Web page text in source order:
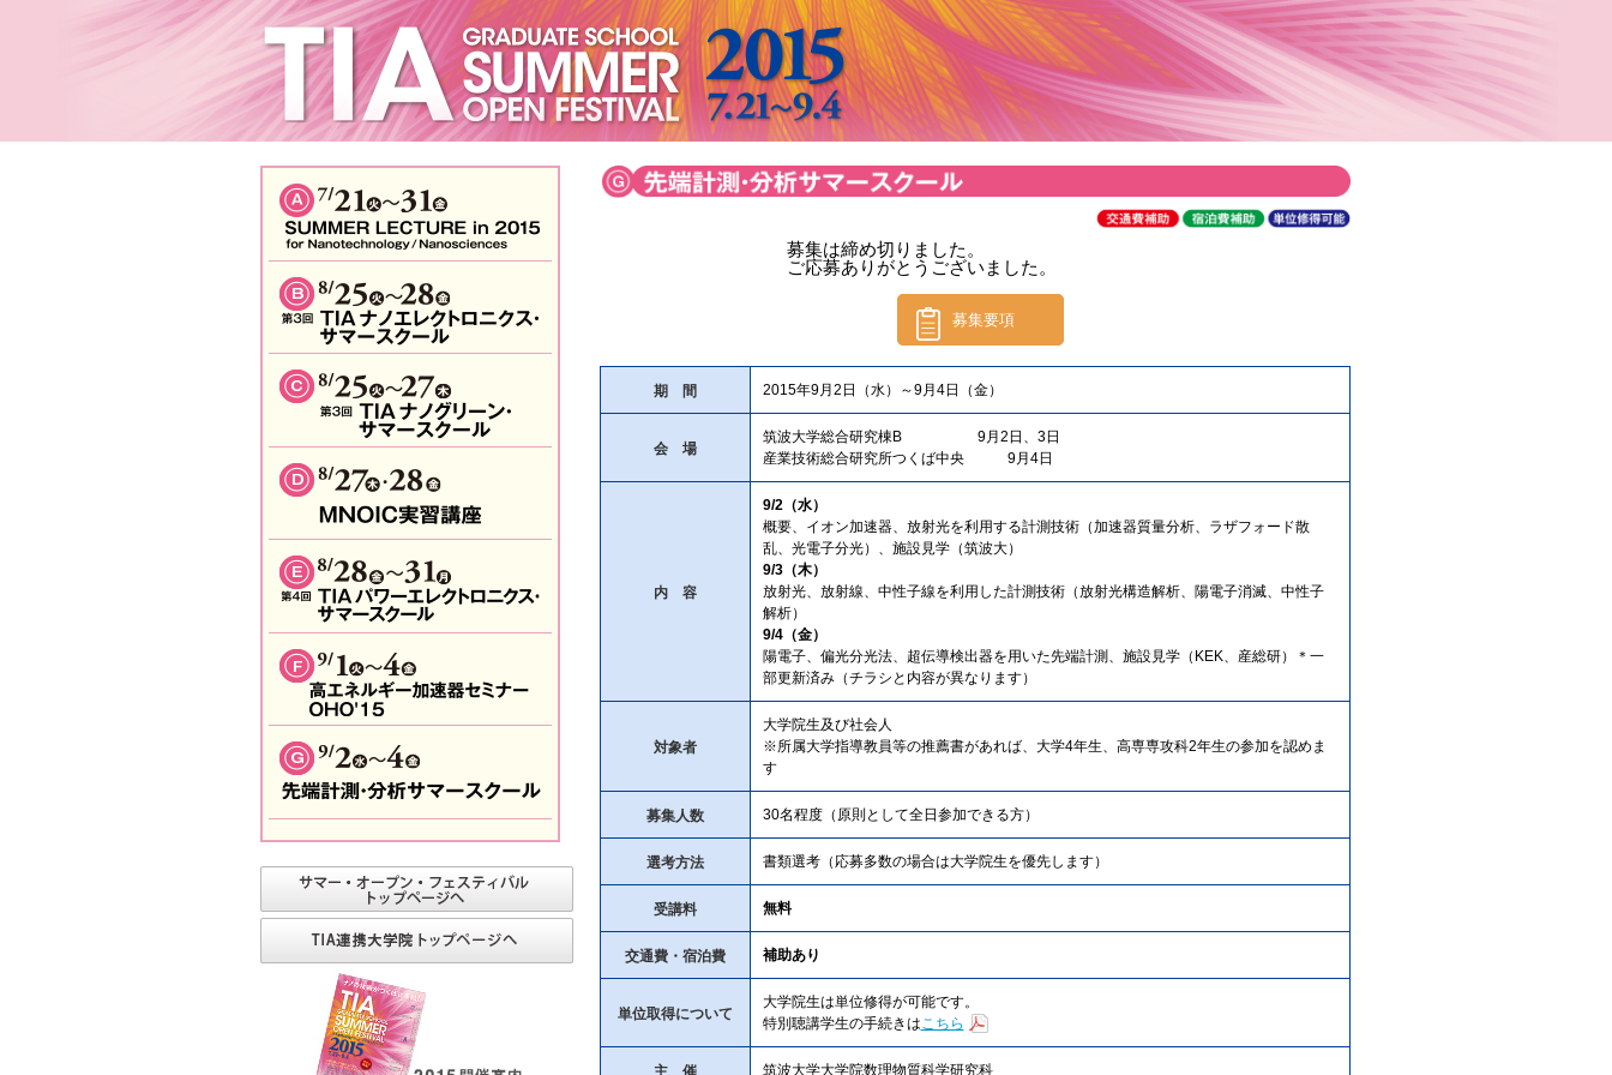
募集は締め切りました。
ご応募ありがとうございました。
募集要項
期 間 2015年9月2日（水）～9月4日（金）
会 場
筑波大学総合研究棟B 9月2日、3日
産業技術総合研究所つくば中央 9月4日
内 容
9/2（水）
概要、イオン加速器、放射光を利用する計測技術（加速器質量分析、ラザフォード散
乱、光電子分光）、施設見学（筑波大）
9/3（木）
放射光、放射線、中性子線を利用した計測技術（放射光構造解析、陽電子消滅、中性子
解析）
9/4（金）
陽電子、偏光分光法、超伝導検出器を用いた先端計測、施設見学（KEK、産総研）＊一
部更新済み（チラシと内容が異なります）
対象者
大学院生及び社会人
※所属大学指導教員等の推薦書があれば、大学4年生、高専専攻科2年生の参加を認めま
す
募集人数 30名程度（原則として全日参加できる方）
選考方法 書類選考（応募多数の場合は大学院生を優先します）
受講料 無料
交通費・宿泊費 補助あり
単位取得について
大学院生は単位修得が可能です。
特別聴講学生の手続きはこちら
筑波大学大学院数理物質科学研究科